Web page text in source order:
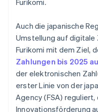
Furikomi.
Auch die japanische
Umstellung auf
Furikomi mit dem Ziel,
Zahlungen bis 2025
der elektronischen
erster Linie von der
Agency (FSA)
Innovationsförderung